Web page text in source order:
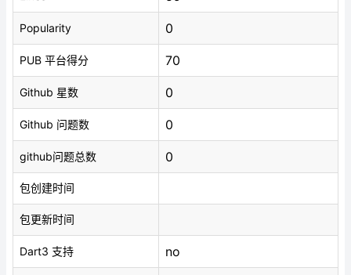
Popularity 0
PUB 平台得分 70
Github 星数 0
Github 问题数 0
github问题总数 0
包创建时间
包更新时间
Dart3 支持 no